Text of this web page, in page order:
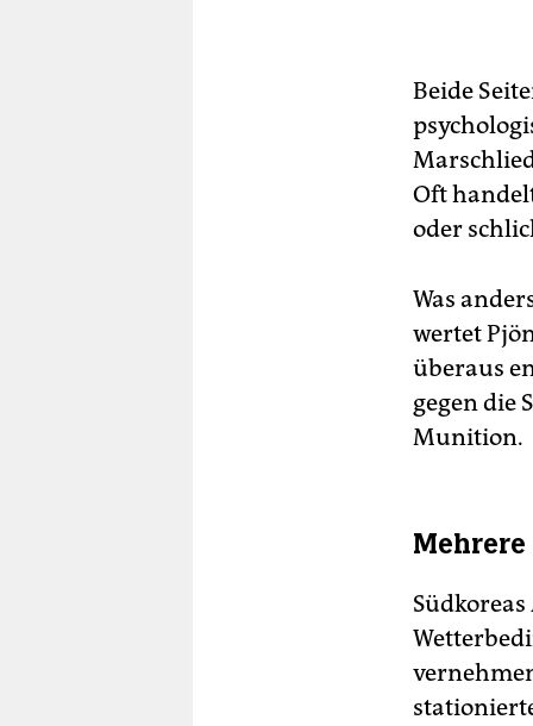
Beide
Oft
oder
Was
wertet
überaus
gegen die
Munition.